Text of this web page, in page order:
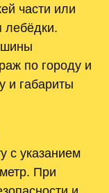
части или
лебёдки.
по городу и
и габариты
с указанием
При